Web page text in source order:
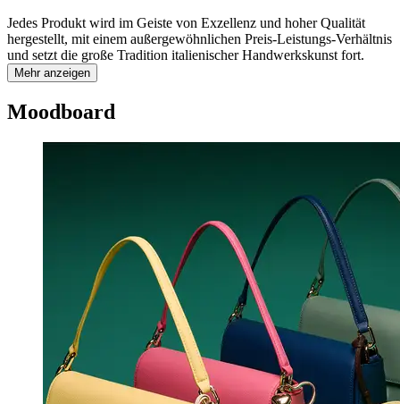
Jedes Produkt wird im Geiste von Exzellenz und hoher Qualität
hergestellt, mit einem außergewöhnlichen Preis-Leistungs-Verhältnis
und setzt die große Tradition italienischer Handwerkskunst fort.
Mehr anzeigen
Moodboard